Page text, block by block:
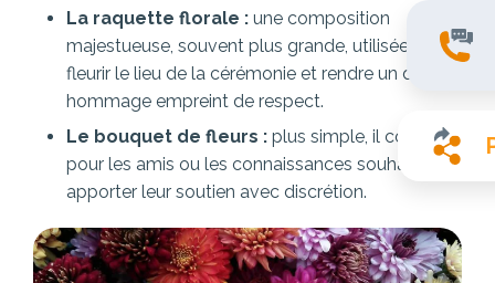
La raquette florale : une composition
majestueuse, souvent plus grande, utilisée pour
fleurir le lieu de la cérémonie et rendre un dernier
hommage empreint de respect.
Le bouquet de fleurs : plus simple, il convient
pour les amis ou les connaissances souhaitant
apporter leur soutien avec discrétion.